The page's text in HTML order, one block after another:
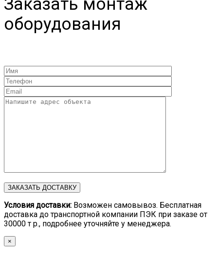
Заказать монтаж
оборудования
Условия доставки: Возможен самовывоз. Бесплатная
доставка до транспортной компании ПЭК при заказе от
30000 т р., подробнее уточняйте у менеджера.
×